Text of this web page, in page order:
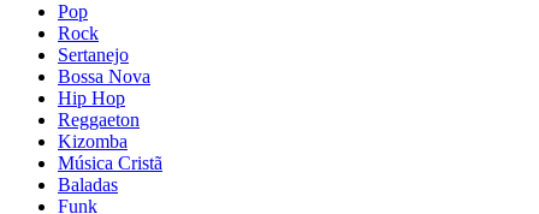
Pop
Rock
Sertanejo
Bossa Nova
Hip Hop
Reggaeton
Kizomba
Música Cristã
Baladas
Funk